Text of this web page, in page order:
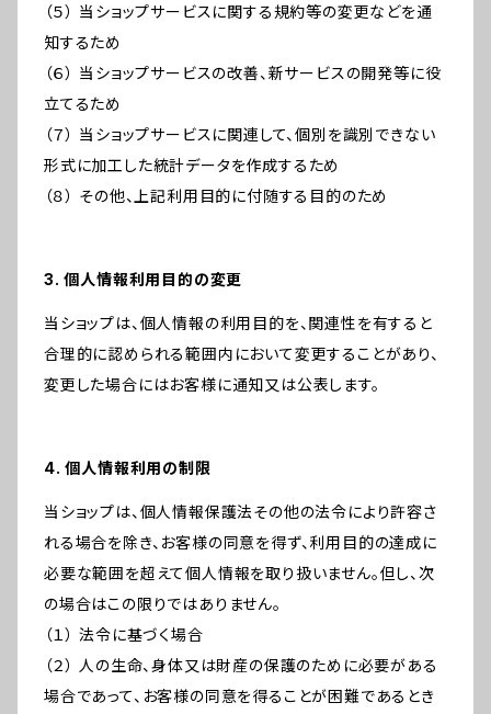
（５） 当ショップサービスに関する規約等の変更などを通
知するため
（６） 当ショップサービスの改善、新サービスの開発等に役
立てるため
（７） 当ショップサービスに関連して、個別を識別できない
形式に加工した統計データを作成するため
（８） その他、上記利用目的に付随する目的のため
3. 個人情報利用目的の変更
当ショップは、個人情報の利用目的を、関連性を有すると
合理的に認められる範囲内において変更することがあり、
変更した場合にはお客様に通知又は公表します。
4. 個人情報利用の制限
当ショップは、個人情報保護法その他の法令により許容さ
れる場合を除き、お客様の同意を得ず、利用目的の達成に
必要な範囲を超えて個人情報を取り扱いません。但し、次
の場合はこの限りではありません。
（１） 法令に基づく場合
（２） 人の生命、身体又は財産の保護のために必要がある
場合であって、お客様の同意を得ることが困難であるとき